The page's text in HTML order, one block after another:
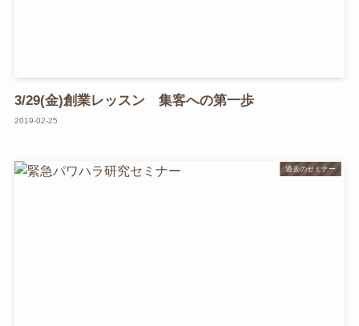
3/29(金)創業レッスン 集客への第一歩
2019-02-25
過去のセミナー